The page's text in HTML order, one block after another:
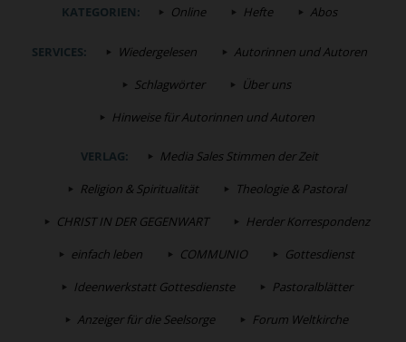
KATEGORIEN: Online Hefte Abos
SERVICES: Wiedergelesen
Autorinnen und Autoren
Schlagwörter
Über uns
Hinweise für Autorinnen und Autoren
VERLAG:
Media Sales Stimmen der Zeit
Religion & Spiritualität
Theologie & Pastoral
CHRIST IN DER GEGENWART
Herder Korrespondenz
einfach leben
COMMUNIO
Gottesdienst
Ideenwerkstatt Gottesdienste
Pastoralblätter
Anzeiger für die Seelsorge
Forum Weltkirche